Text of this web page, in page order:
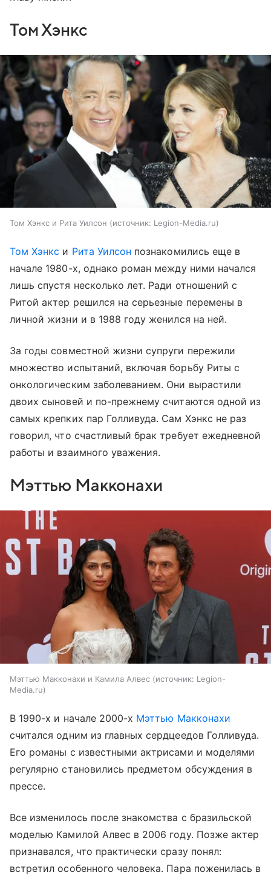
Том Хэнкс
Том Хэнкс и Рита Уилсон источник: Legion-Media.ru
Том Хэнкс и Рита Уилсон познакомились еще в
начале 1980-х, однако роман между ними начался
лишь спустя несколько лет. Ради отношений с
Ритой актер решился на серьезные перемены в
личной жизни и в 1988 году женился на ней.
За годы совместной жизни супруги пережили
множество испытаний, включая борьбу Риты с
онкологическим заболеванием. Они вырастили
двоих сыновей и по-прежнему считаются одной из
самых крепких пар Голливуда. Сам Хэнкс не раз
говорил, что счастливый брак требует ежедневной
работы и взаимного уважения.
Мэттью Макконахи
Мэттью Макконахи и Камила Алвес источник: Legion-
Media.ru
В 1990-х и начале 2000-х Мэттью Макконахи
считался одним из главных сердцеедов Голливуда.
Его романы с известными актрисами и моделями
регулярно становились предметом обсуждения в
прессе.
Все изменилось после знакомства с бразильской
моделью Камилой Алвес в 2006 году. Позже актер
признавался, что практически сразу понял:
встретил особенного человека. Пара поженилась в